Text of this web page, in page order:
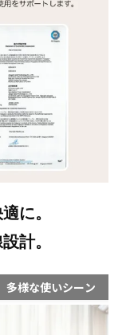
に。
計。
多様な使いシーン